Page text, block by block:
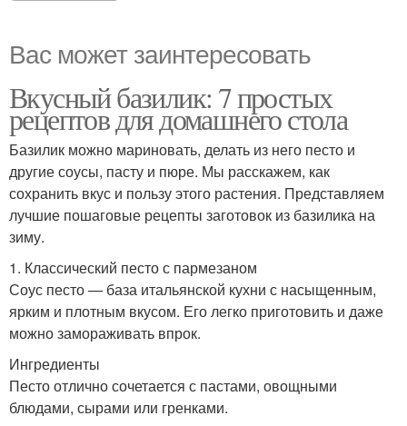
Вас может заинтересовать
Вкусный базилик: 7 простых
рецептов для домашнего стола
Базилик можно мариновать, делать из него песто и
другие соусы, пасту и пюре. Мы расскажем, как
сохранить вкус и пользу этого растения. Представляем
лучшие пошаговые рецепты заготовок из базилика на
зиму.
1. Классический песто с пармезаном
Соус песто — база итальянской кухни с насыщенным,
ярким и плотным вкусом. Его легко приготовить и даже
можно замораживать впрок.
Ингредиенты
Песто отлично сочетается с пастами, овощными
блюдами, сырами или гренками.